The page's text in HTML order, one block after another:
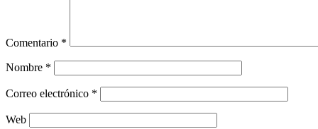
Comentario *
Nombre *
Correo electrónico *
Web